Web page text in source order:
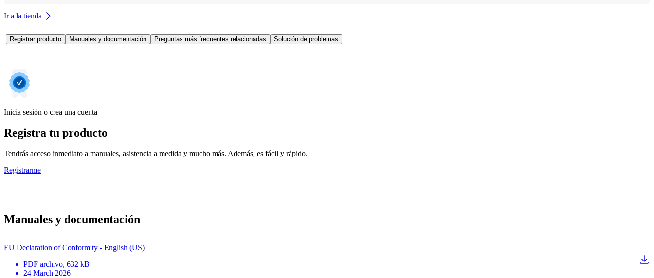
Ir a la tienda
Registrar producto Manuales y documentación Preguntas más frecuentes relacionadas Solución de problemas
Inicia sesión o crea una cuenta
Registra tu producto
Tendrás acceso inmediato a manuales, asistencia a medida y mucho más. Además, es fácil y rápido.
Registrarme
Manuales y documentación
EU Declaration of Conformity - English (US)
PDF archivo, 632 kB
24 March 2026